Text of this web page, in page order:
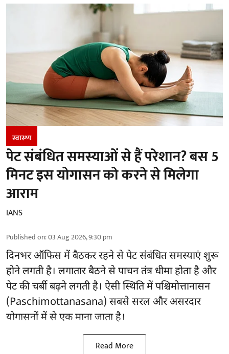
स्वास्थ्य
पेट संबंधित समस्याओं से हैं परेशान? बस 5
मिनट इस योगासन को करने से मिलेगा
आराम
IANS
Published on:03 Aug 2026, 9:30 pm
दिनभर ऑफिस में बैठकर रहने से पेट संबंधित समस्याएं शुरू
होने लगती है। लगातार बैठने से पाचन तंत्र धीमा होता है और
पेट की चर्बी बढ़ने लगती है। ऐसी स्थिति में पश्चिमोत्तानासन
(Paschimottanasana) सबसे सरल औरअसरदार
योगासनोंमें से एक माना जाता है।
Read More